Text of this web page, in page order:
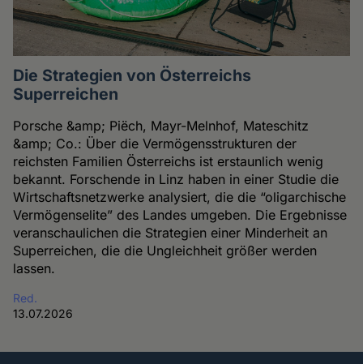
Die Strategien von Österreichs
Superreichen
Porsche &amp; Piëch, Mayr-Melnhof, Mateschitz
&amp; Co.: Über die Vermögensstrukturen der
reichsten Familien Österreichs ist erstaunlich wenig
bekannt. Forschende in Linz haben in einer Studie die
Wirtschaftsnetzwerke analysiert, die die “oligarchische
Vermögenselite” des Landes umgeben. Die Ergebnisse
veranschaulichen die Strategien einer Minderheit an
Superreichen, die die Ungleichheit größer werden
lassen.
Red.
13.07.2026